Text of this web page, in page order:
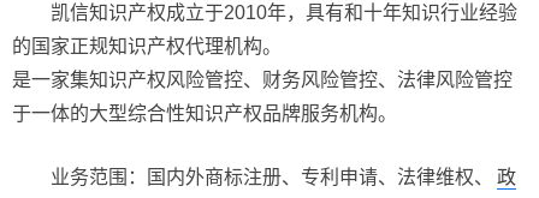
凯信知识产权成立于2010年，具有和十年知识行业经验
的国家正规知识产权代理机构。
是一家集知识产权风险管控、财务风险管控、法律风险管控
于一体的大型综合性知识产权品牌服务机构。
业务范围：国内外商标注册、专利申请、法律维权、
政